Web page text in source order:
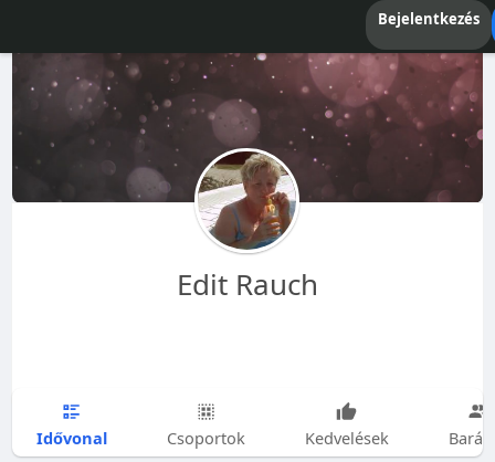
Bejelentkezés
Edit Rauch
Idővonal Csoportok Kedvelések